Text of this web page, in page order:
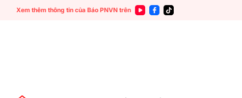
Xem thêm thông tin của Báo PNVN trên